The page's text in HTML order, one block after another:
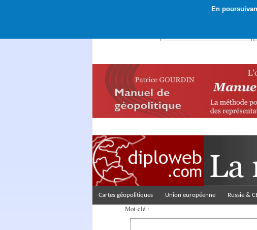
En
Cartes géopolitiques Union européenne Russie &
Mot-clé :